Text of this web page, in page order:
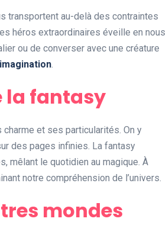
transportent au-delà des contraintes
héros extraordinaires éveille en nous
ou de converser avec une créature
imagination.
la fantasy
et ses particularités. On y
des pages infinies. La fantasy
mêlant le quotidien au magique. À
notre compréhension de l’univers.
mondes
Récits récompensés :
explorer les histoires qui
inspirent
Abigail.G.30